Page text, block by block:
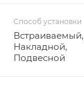
Способ установки
Встраиваемый,
Накладной,
Подвесной